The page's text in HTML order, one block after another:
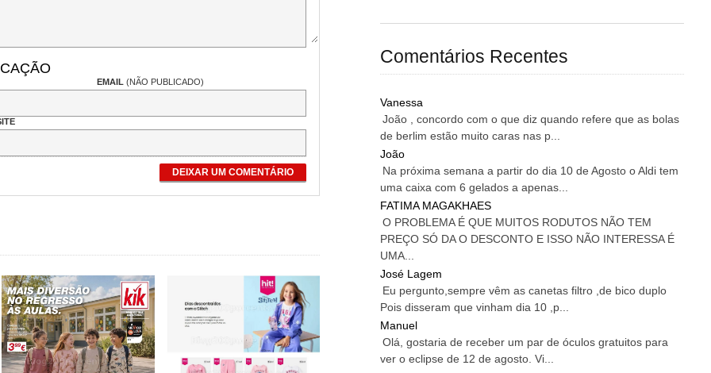
EMAIL(NÃO PUBLICADO)
DEIXAR UM COMENTÁRIO
Comentários Recentes
Vanessa
João , concordo com o que diz quando refere que as bolas
de berlim estão muito caras nas p...
João
Na próxima semana a partir do dia 10 de Agosto o Aldi tem
uma caixa com 6 gelados a apenas...
FATIMA MAGAKHAES
O PROBLEMA É QUE MUITOS RODUTOS NÃO TEM
PREÇO SÓ DA O DESCONTO E ISSO NÃO INTERESSA É
UMA...
José Lagem
Eu pergunto,sempre vêm as canetas filtro ,de bico duplo
Pois disseram que vinham dia 10 ,p...
Manuel
Olá, gostaria de receber um par de óculos gratuitos para
ver o eclipse de 12 de agosto. Vi...